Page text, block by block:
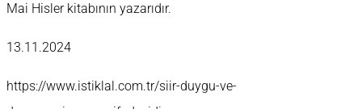
Mai Hisler kitabının yazarıdır.
13.11.2024
https://www.istiklal.com.tr/siir-duygu-ve-